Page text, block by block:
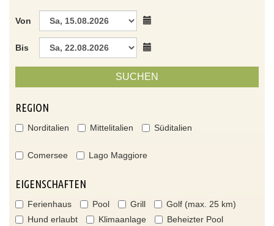
Von
Bis
SUCHEN
REGION
Norditalien Mittelitalien Süditalien
Comersee Lago Maggiore
EIGENSCHAFTEN
Ferienhaus Pool Grill
Golf (max. 25 km)
Hund erlaubt
Klimaanlage Beheizter Pool